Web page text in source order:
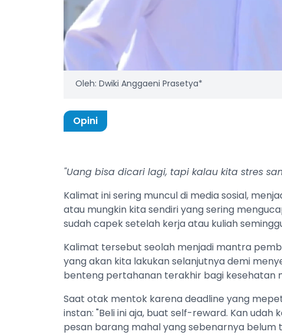
Oleh: Dwiki Anggaeni Prasetya*
Opini
"Uang bisa dicari lagi, tapi kalau kita stres
Kalimat ini sering muncul di media sosial,
atau mungkin kita sendiri yang sering
sudah capek setelah kerja atau kuliah
Kalimat tersebut seolah menjadi mantra
yang akan kita lakukan selanjutnya demi
benteng pertahanan terakhir bagi kesehatan
Saat otak mentok karena deadline yang
instan: "Beli ini aja, buat self-reward. Kan udah
pesan barang mahal yang sebenarnya